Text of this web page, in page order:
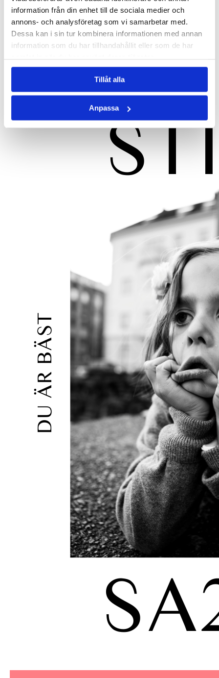
information från din enhet till de sociala medier och
annons- och analysföretag som vi samarbetar med.
Dessa kan i sin tur kombinera informationen med annan
information som du har tillhandahållit eller som de har
Tillåt alla
Anpassa